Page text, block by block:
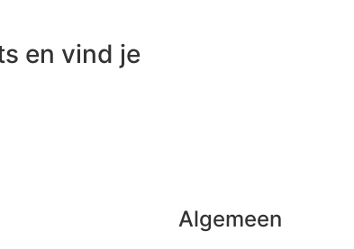
en vind je
Algemeen